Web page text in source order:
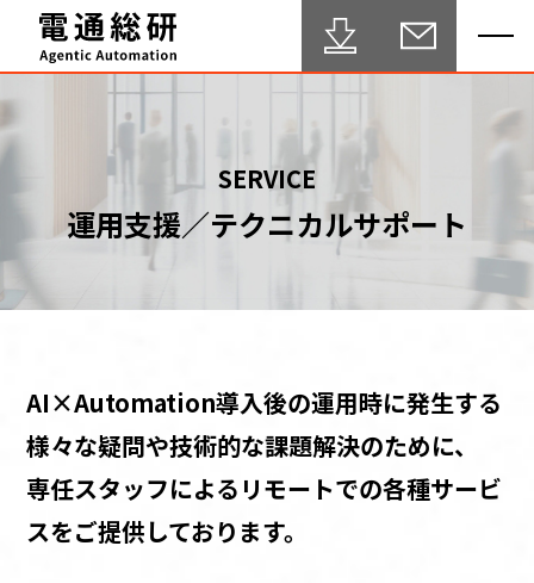
HOME
Agentic Automation 推進サービス
ブログ
テクニカルサポート
お知らせ
SERVICE
運用支援／テクニカルサポート
AI×Automation導入後の運用時に発生する
様々な疑問や技術的な課題解決のために、
専任スタッフによるリモートでの各種サービ
スをご提供しております。